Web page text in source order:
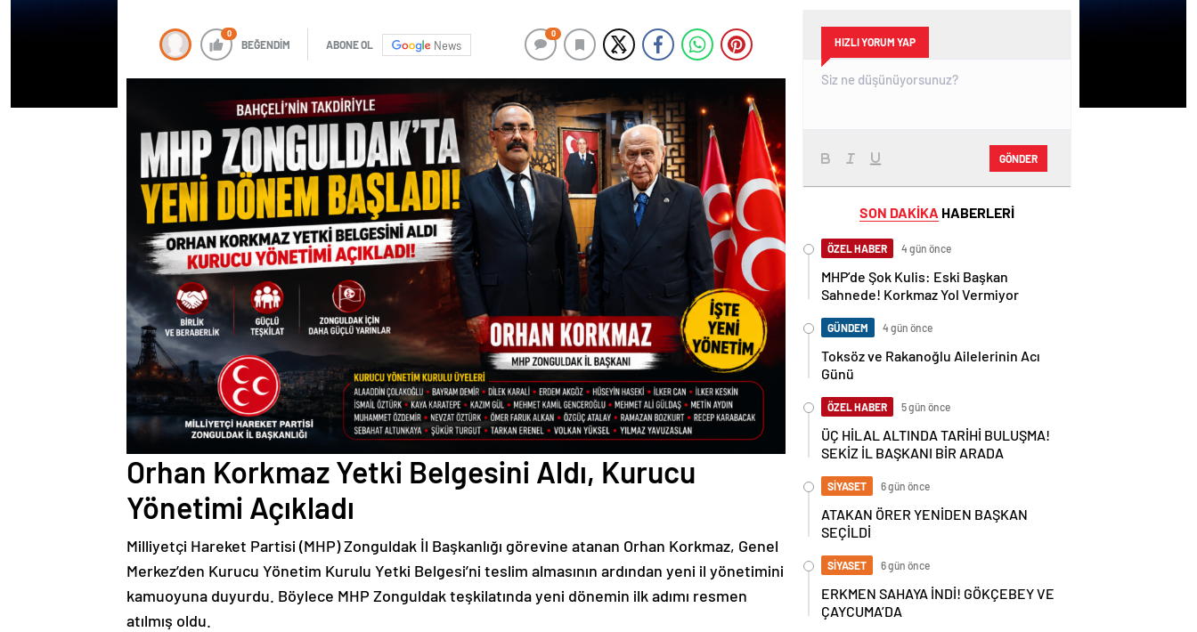
0
BEĞENDİM ABONE OL News
0
Orhan Korkmaz Yetki Belgesini Aldı, Kurucu
Yönetimi Açıkladı
Milliyetçi Hareket Partisi (MHP) Zonguldak İl Başkanlığı görevine atanan Orhan Korkmaz, Genel
Merkez’den Kurucu Yönetim Kurulu Yetki Belgesi’ni teslim almasının ardından yeni il yönetimini
kamuoyuna duyurdu. Böylece MHP Zonguldak teşkilatında yeni dönemin ilk adımı resmen
atılmış oldu.
HIZLI YORUM YAP
GÖNDER
SON DAKİKA HABERLERİ
ÖZEL HABER 4 gün önce
MHP’de Şok Kulis: Eski Başkan
Sahnede! Korkmaz Yol Vermiyor
GÜNDEM 4 gün önce
Toksöz ve Rakanoğlu Ailelerinin Acı
Günü
ÖZEL HABER 5 gün önce
ÜÇ HİLAL ALTINDA TARİHİ BULUŞMA!
SEKİZ İL BAŞKANI BİR ARADA
SİYASET 6 gün önce
ATAKAN ÖRER YENİDEN BAŞKAN
SEÇİLDİ
SİYASET 6 gün önce
ERKMEN SAHAYA İNDİ! GÖKÇEBEY VE
ÇAYCUMA’DA